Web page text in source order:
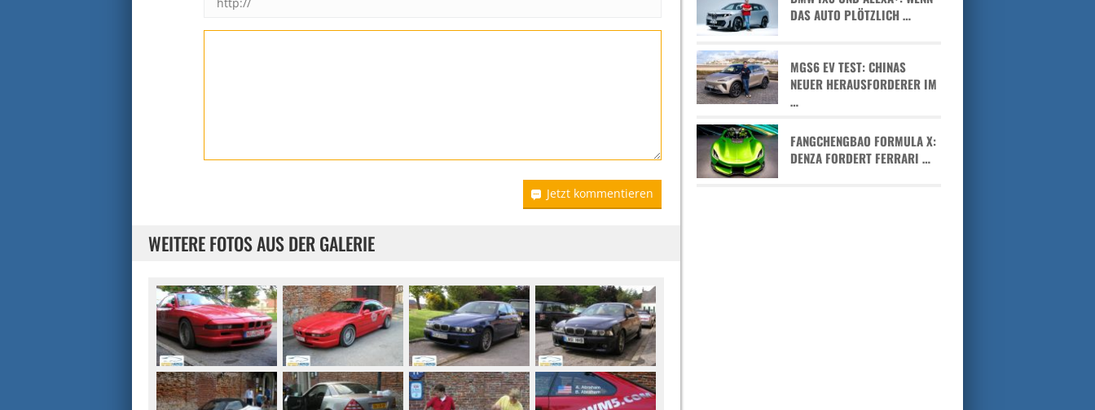
Jetzt kommentieren
WEITERE FOTOS AUS DER GALERIE
DAS AUTO PLÖTZLICH …
MGS6 EV TEST: CHINAS
NEUER HERAUSFORDERER IM
…
FANGCHENGBAO FORMULA X:
DENZA FORDERT FERRARI …